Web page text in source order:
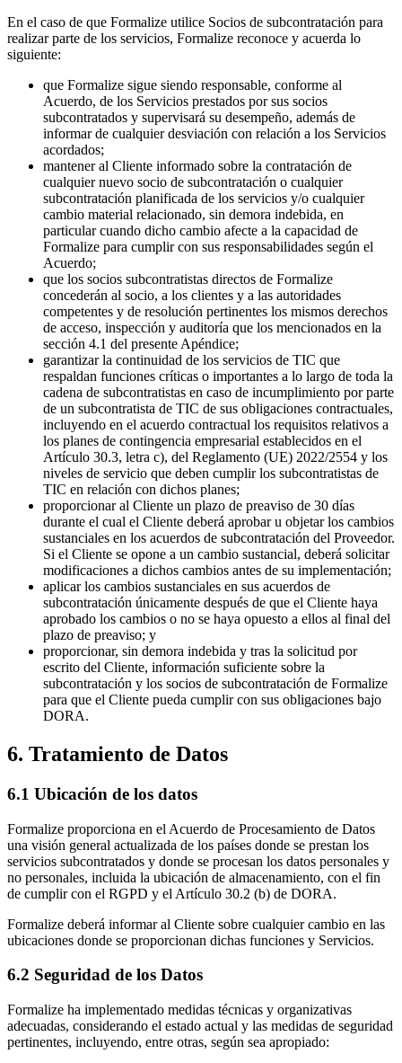
En el caso de que Formalize utilice Socios de subcontratación para
realizar parte de los servicios, Formalize reconoce y acuerda lo
siguiente:
que Formalize sigue siendo responsable, conforme al
Acuerdo, de los Servicios prestados por sus socios
subcontratados y supervisará su desempeño, además de
informar de cualquier desviación con relación a los Servicios
acordados;
mantener al Cliente informado sobre la contratación de
cualquier nuevo socio de subcontratación o cualquier
subcontratación planificada de los servicios y/o cualquier
cambio material relacionado, sin demora indebida, en
particular cuando dicho cambio afecte a la capacidad de
Formalize para cumplir con sus responsabilidades según el
Acuerdo;
que los socios subcontratistas directos de Formalize
concederán al socio, a los clientes y a las autoridades
competentes y de resolución pertinentes los mismos derechos
de acceso, inspección y auditoría que los mencionados en la
sección 4.1 del presente Apéndice;
garantizar la continuidad de los servicios de TIC que
respaldan funciones críticas o importantes a lo largo de toda la
cadena de subcontratistas en caso de incumplimiento por parte
de un subcontratista de TIC de sus obligaciones contractuales,
incluyendo en el acuerdo contractual los requisitos relativos a
los planes de contingencia empresarial establecidos en el
Artículo 30.3, letra c), del Reglamento (UE) 2022/2554 y los
niveles de servicio que deben cumplir los subcontratistas de
TIC en relación con dichos planes;
proporcionar al Cliente un plazo de preaviso de 30 días
durante el cual el Cliente deberá aprobar u objetar los cambios
sustanciales en los acuerdos de subcontratación del Proveedor.
Si el Cliente se opone a un cambio sustancial, deberá solicitar
modificaciones a dichos cambios antes de su implementación;
aplicar los cambios sustanciales en sus acuerdos de
subcontratación únicamente después de que el Cliente haya
aprobado los cambios o no se haya opuesto a ellos al final del
plazo de preaviso; y
proporcionar, sin demora indebida y tras la solicitud por
escrito del Cliente, información suficiente sobre la
subcontratación y los socios de subcontratación de Formalize
para que el Cliente pueda cumplir con sus obligaciones bajo
DORA.
6. Tratamiento de Datos
6.1 Ubicación de los datos
Formalize proporciona en el Acuerdo de Procesamiento de Datos
una visión general actualizada de los países donde se prestan los
servicios subcontratados y donde se procesan los datos personales y
no personales, incluida la ubicación de almacenamiento, con el fin
de cumplir con el RGPD y el Artículo 30.2 (b) de DORA.
Formalize deberá informar al Cliente sobre cualquier cambio en las
ubicaciones donde se proporcionan dichas funciones y Servicios.
6.2 Seguridad de los Datos
Formalize ha implementado medidas técnicas y organizativas
adecuadas, considerando el estado actual y las medidas de seguridad
pertinentes, incluyendo, entre otras, según sea apropiado: